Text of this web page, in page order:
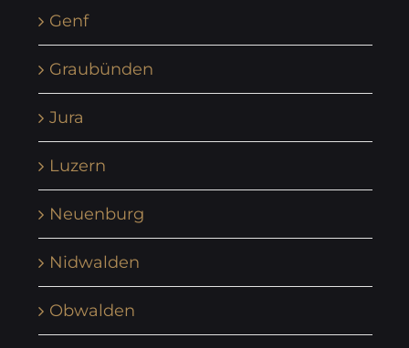
Genf
Graubünden
Jura
Luzern
Neuenburg
Nidwalden
Obwalden